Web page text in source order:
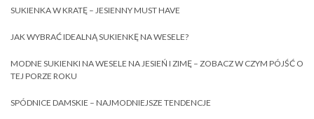
SUKIENKA W KRATĘ – JESIENNY MUST HAVE
JAK WYBRAĆ IDEALNĄ SUKIENKĘ NA WESELE?
MODNE SUKIENKI NA WESELE NA JESIEŃ I ZIMĘ – ZOBACZ W CZYM PÓJŚĆ O
TEJ PORZE ROKU
SPÓDNICE DAMSKIE – NAJMODNIEJSZE TENDENCJE